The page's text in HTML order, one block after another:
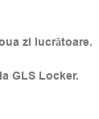
zi lucrătoare.
GLS Locker.